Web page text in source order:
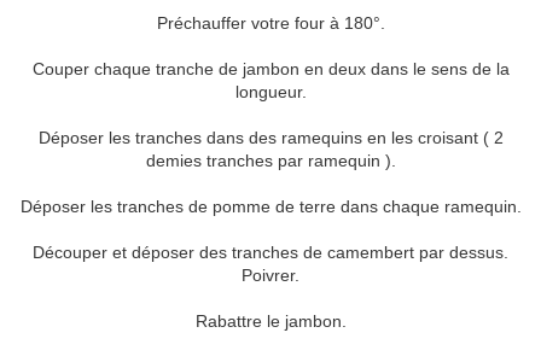
Préchauffer votre four à 180°.
Couper chaque tranche de jambon en deux dans le sens de la
longueur.
Déposer les tranches dans des ramequins en les croisant ( 2
demies tranches par ramequin ).
Déposer les tranches de pomme de terre dans chaque ramequin.
Découper et déposer des tranches de camembert par dessus.
Poivrer.
Rabattre le jambon.